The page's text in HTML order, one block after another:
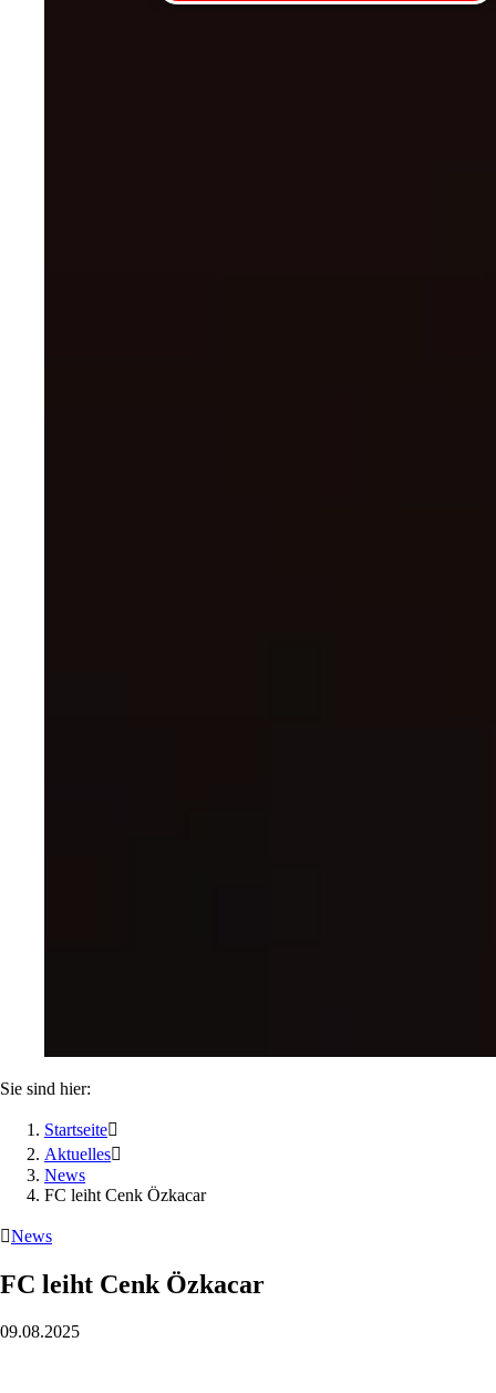
Sie sind hier:
Startseite
Aktuelles
News
FC leiht Cenk Özkacar
News
FC leiht Cenk Özkacar
09.08.2025